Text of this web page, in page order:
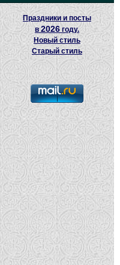
Праздники и посты
в2026 году.
Новый стиль
Старый стиль